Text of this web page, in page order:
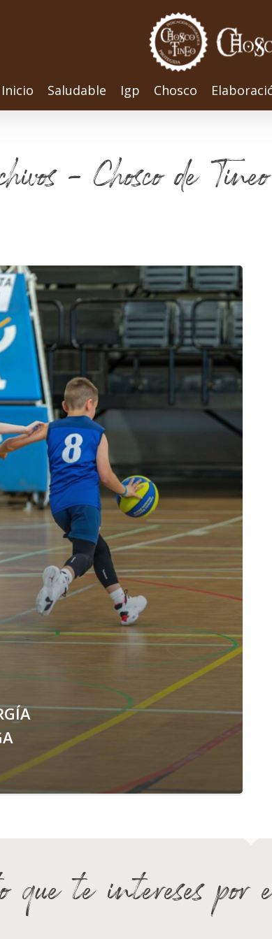
Inicio Saludable Igp Chosco
- Chosco de
que te intereses por